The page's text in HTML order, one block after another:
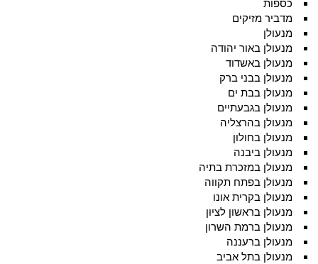
כספות
מדביר מזיקים
מנעולן
מנעולן באור יהודה
מנעולן באשדוד
מנעולן בבני ברק
מנעולן בבת ים
מנעולן בגבעתיים
מנעולן בהרצליה
מנעולן בחולון
מנעולן ביבנה
מנעולן במזכרת בתיה
מנעולן בפתח תקווה
מנעולן בקרית אונו
מנעולן בראשון לציון
מנעולן ברמת השרון
מנעולן ברעננה
מנעולן בתל אביב